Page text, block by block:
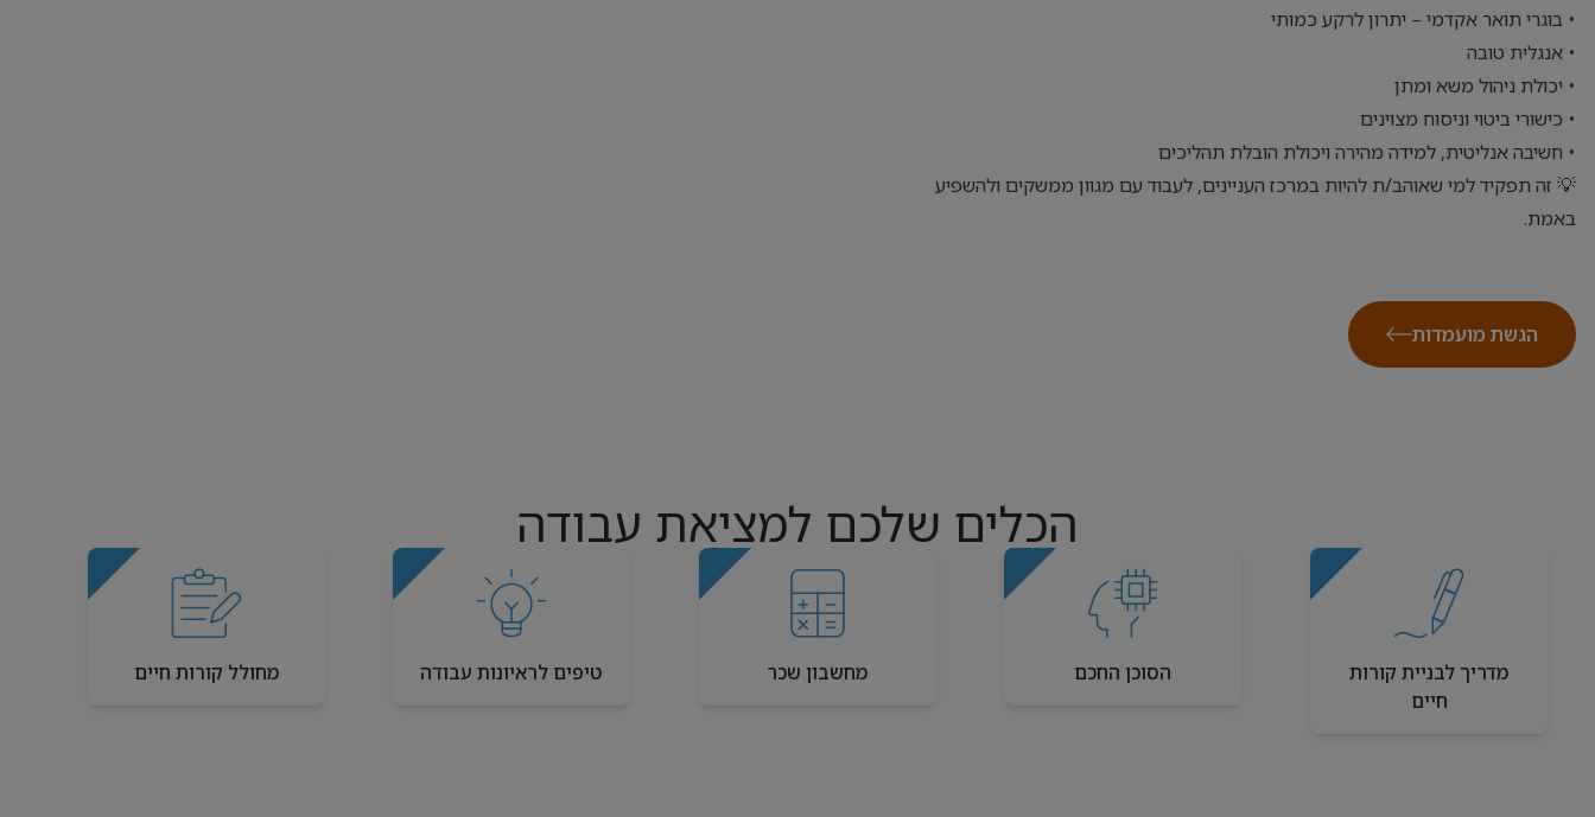
• בוגרי תואר אקדמי – יתרון לרקע כמותי
• אנגלית טובה
• יכולת ניהול משא ומתן
• כישורי ביטוי וניסוח מצוינים
• חשיבה אנליטית, למידה מהירה ויכולת הובלת תהליכים
💡 זה תפקיד למי שאוהב/ת להיות במרכז העניינים, לעבוד עם מגוון ממשקים ולהשפיע
באמת.
הגשת מועמדות
הכלים שלכם למציאת עבודה
מדריך לבניית קורות
חיים
הסוכן החכם מחשבון שכר טיפים לראיונות עבודה מחולל קורות חיים